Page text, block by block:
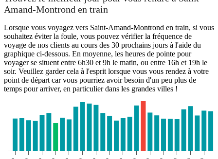
Amand-Montrond en train
Lorsque vous voyagez vers Saint-Amand-Montrond en train, si vous
souhaitez éviter la foule, vous pouvez vérifier la fréquence de
voyage de nos clients au cours des 30 prochains jours à l'aide du
graphique ci-dessous. En moyenne, les heures de pointe pour
voyager se situent entre 6h30 et 9h le matin, ou entre 16h et 19h le
soir. Veuillez garder cela à l'esprit lorsque vous vous rendez à votre
point de départ car vous pourriez avoir besoin d'un peu plus de
temps pour arriver, en particulier dans les grandes villes !